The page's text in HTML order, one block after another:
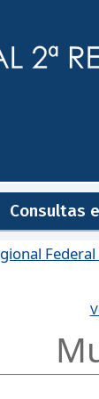
Consultas
Federal